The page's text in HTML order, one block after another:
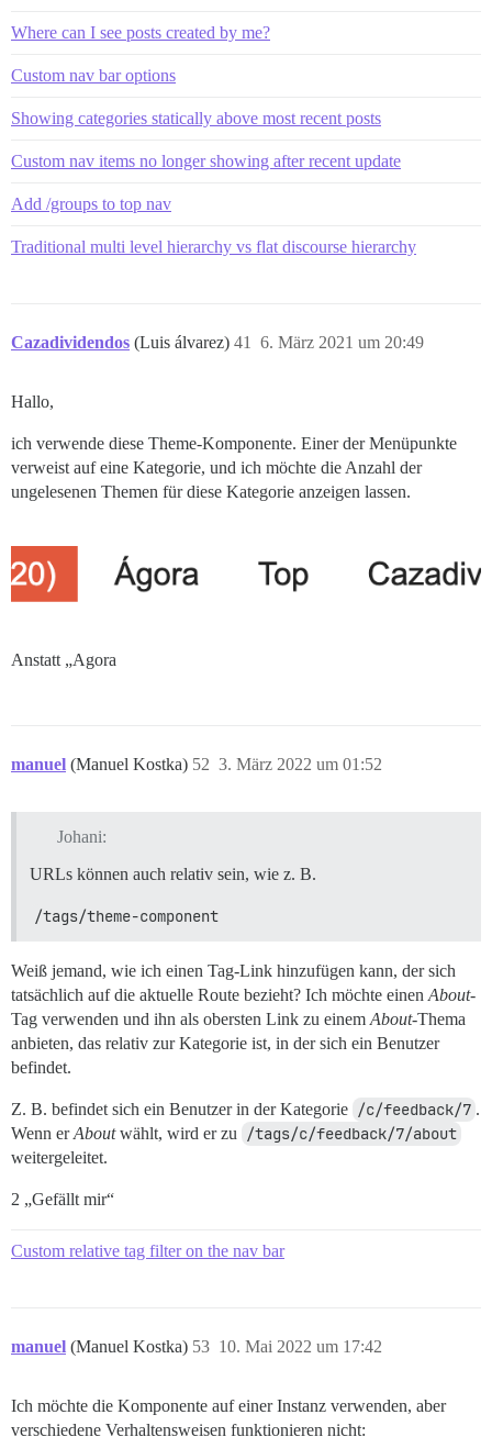
Where can I see posts created by me?
Custom nav bar options
Showing categories statically above most recent posts
Custom nav items no longer showing after recent update
Add /groups to top nav
Traditional multi level hierarchy vs flat discourse hierarchy
Cazadividendos (Luis álvarez) 6. März 2021 um 20:49
41
Hallo,
ich verwende diese Theme-Komponente. Einer der Menüpunkte
verweist auf eine Kategorie, und ich möchte die Anzahl der
ungelesenen Themen für diese Kategorie anzeigen lassen.
Anstatt „Agora
manuel (Manuel Kostka) 3. März 2022 um 01:52
52
Johani:
URLs können auch relativ sein, wie z. B.
/tags/theme-component
Weiß jemand, wie ich einen Tag-Link hinzufügen kann, der sich
tatsächlich auf die aktuelle Route bezieht? Ich möchte einenAbout-
Tag verwenden und ihn als obersten Link zu einemAbout-Thema
anbieten, das relativ zur Kategorie ist, in der sich ein Benutzer
befindet.
Z. B. befindet sich ein Benutzer in der Kategorie /c/feedback/7 .
Wenn erAboutwählt, wird er zu /tags/c/feedback/7/about
weitergeleitet.
2 „Gefällt mir“
Custom relative tag filter on the nav bar
manuel (Manuel Kostka) 10. Mai 2022 um 17:42
53
Ich möchte die Komponente auf einer Instanz verwenden, aber
verschiedene Verhaltensweisen funktionieren nicht: